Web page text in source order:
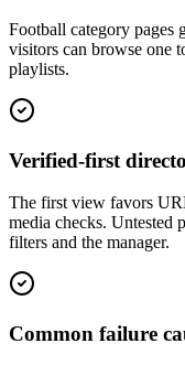
Football category pages
visitors can browse one
playlists.
Verified-first
The first view favors
media checks. Untested
filters and the manager.
Common failure